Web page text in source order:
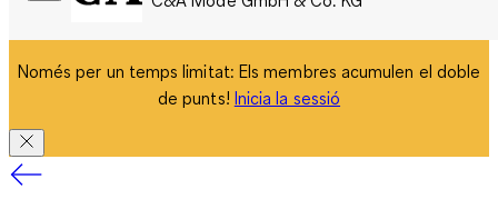
Només per un temps limitat: Els membres acumulen el doble
de punts! Inicia la sessió